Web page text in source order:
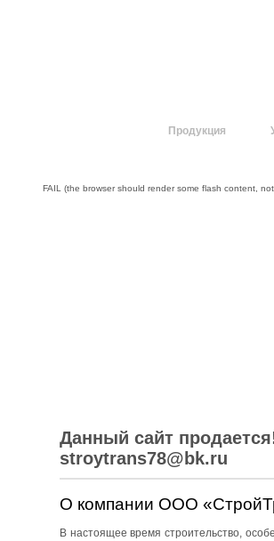
Продукция
FAIL (the browser should render some flash content, not
Данный сайт
stroytrans78@bk.ru
О компании ООО
В настоящее время строительство,